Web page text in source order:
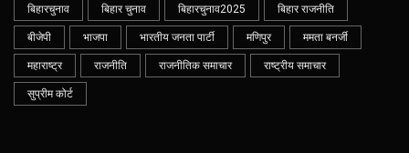
बिहारचुनाव बिहार चुनाव बिहारचुनाव2025 बिहार राजनीति
बीजेपी भाजपा भारतीय जनता पार्टी मणिपुर ममता बनर्जी
महाराष्ट्र राजनीति राजनीतिक समाचार राष्ट्रीय समाचार
सुप्रीम कोर्ट